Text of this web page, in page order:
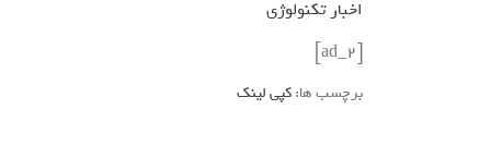
اخبار تکنولوژی
[ad_2]
برچسب ها:کپی لینک